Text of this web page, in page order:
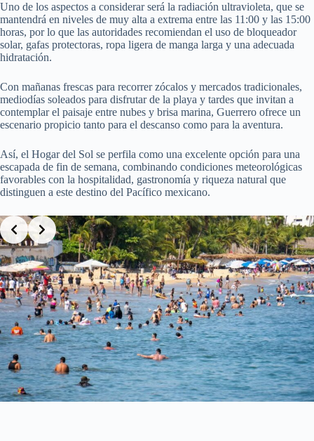
Uno de los aspectos a considerar será la radiación ultravioleta, que se
mantendrá en niveles de muy alta a extrema entre las 11:00 y las 15:00
horas, por lo que las autoridades recomiendan el uso de bloqueador
solar, gafas protectoras, ropa ligera de manga larga y una adecuada
hidratación.
Con mañanas frescas para recorrer zócalos y mercados tradicionales,
mediodías soleados para disfrutar de la playa y tardes que invitan a
contemplar el paisaje entre nubes y brisa marina, Guerrero ofrece un
escenario propicio tanto para el descanso como para la aventura.
Así, el Hogar del Sol se perfila como una excelente opción para una
escapada de fin de semana, combinando condiciones meteorológicas
favorables con la hospitalidad, gastronomía y riqueza natural que
distinguen a este destino del Pacífico mexicano.